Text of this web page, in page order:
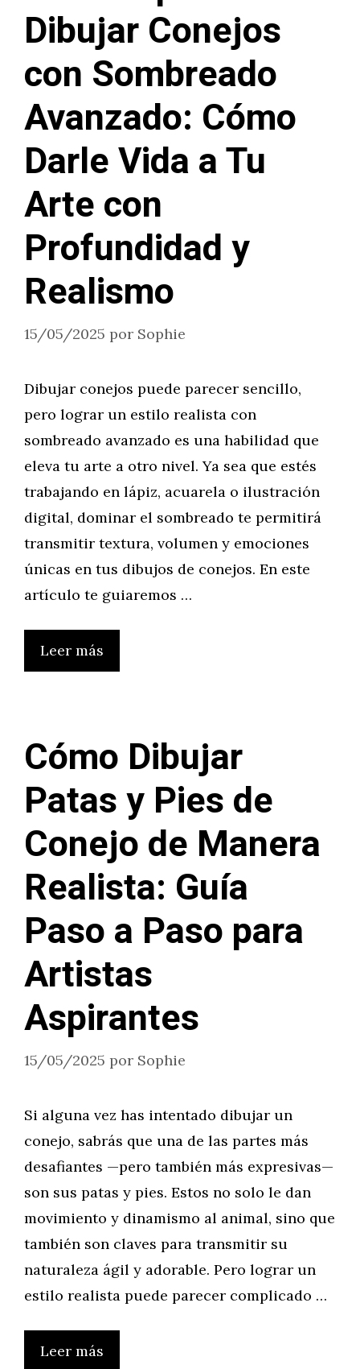
Dibujar Conejos
con Sombreado
Avanzado: Cómo
Darle Vida a Tu
Arte con
Profundidad y
Realismo
15/05/2025 por Sophie
Dibujar conejos puede parecer sencillo,
pero lograr un estilo realista con
sombreado avanzado es una habilidad que
eleva tu arte a otro nivel. Ya sea que estés
trabajando en lápiz, acuarela o ilustración
digital, dominar el sombreado te permitirá
transmitir textura, volumen y emociones
únicas en tus dibujos de conejos. En este
artículo te guiaremos …
Leer más
Cómo Dibujar
Patas y Pies de
Conejo de Manera
Realista: Guía
Paso a Paso para
Artistas
Aspirantes
15/05/2025 por Sophie
Si alguna vez has intentado dibujar un
conejo, sabrás que una de las partes más
desafiantes —pero también más expresivas—
son sus patas y pies. Estos no solo le dan
movimiento y dinamismo al animal, sino que
también son claves para transmitir su
naturaleza ágil y adorable. Pero lograr un
estilo realista puede parecer complicado …
Leer más